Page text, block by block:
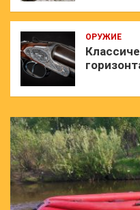
ОРУЖИЕ